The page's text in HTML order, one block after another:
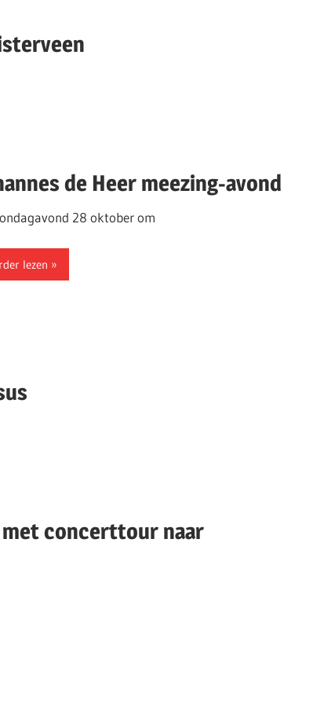
de Heer meezing-avond
28 oktober om
lezen
met concerttour naar